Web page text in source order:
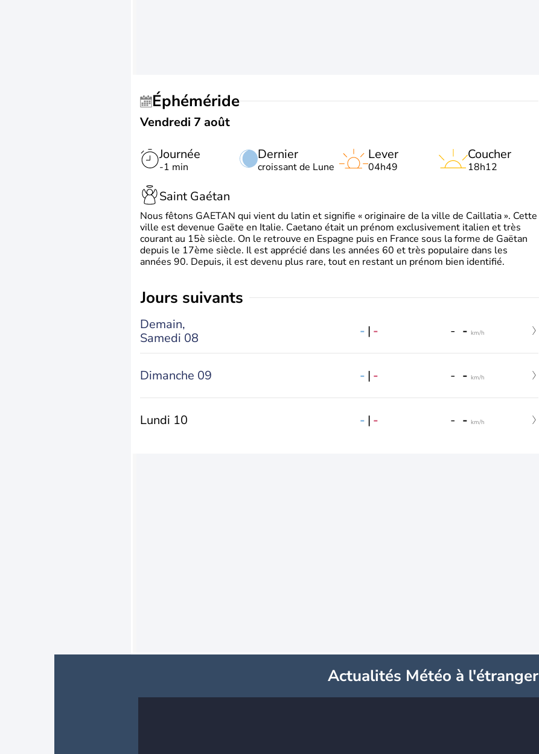
Éphéméride
Vendredi 7 août
Journée
-1 min
Dernier
croissant de Lune
Lever
04h49
Coucher
18h12
Saint Gaétan
Nous fêtons GAETAN qui vient du latin et signifie « originaire de la ville de Caillatia ». Cette
ville est devenue Gaëte en Italie. Caetano était un prénom exclusivement italien et très
courant au 15è siècle. On le retrouve en Espagne puis en France sous la forme de Gaëtan
depuis le 17ème siècle. Il est apprécié dans les années 60 et très populaire dans les
années 90. Depuis, il est devenu plus rare, tout en restant un prénom bien identifié.
jours suivants
Demain,
Samedi 08
- | - - - km/h
Dimanche 09 - | - - - km/h
Lundi 10 - | - - - km/h
Actualités Météo à l'étranger